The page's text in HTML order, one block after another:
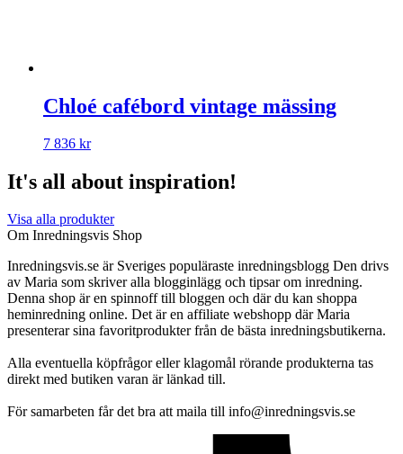
Chloé cafébord vintage mässing
7 836 kr
It's all about inspiration!
Visa alla produkter
Om Inredningsvis Shop
Inredningsvis.se är Sveriges populäraste inredningsblogg Den drivs
av Maria som skriver alla blogginlägg och tipsar om inredning.
Denna shop är en spinnoff till bloggen och där du kan shoppa
heminredning online. Det är en affiliate webshopp där Maria
presenterar sina favoritprodukter från de bästa inredningsbutikerna.
Alla eventuella köpfrågor eller klagomål rörande produkterna tas
direkt med butiken varan är länkad till.
För samarbeten får det bra att maila till info@inredningsvis.se